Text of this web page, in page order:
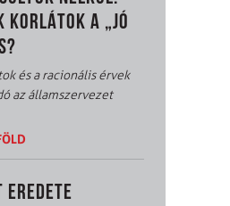
KORLÁTOK A „JÓ
és a racionális érvek
az államszervezet